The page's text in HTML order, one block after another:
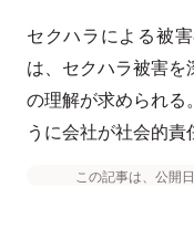
セクハラによる被
は、セクハラ被害
の理解が求められる
うに会社が社会的責
この記事は、公開